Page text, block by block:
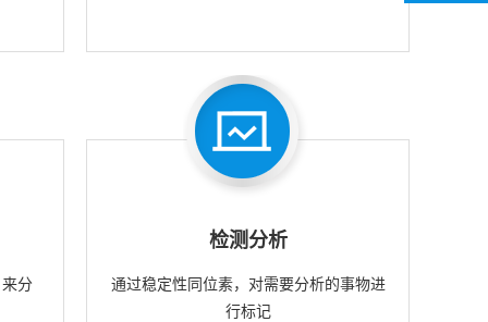
分
检测分析
通过稳定性同位素，对需要分析的事物进
行标记